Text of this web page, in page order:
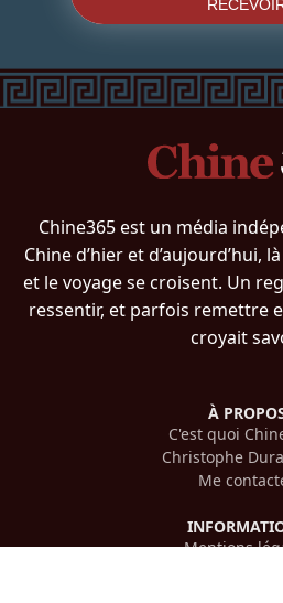
Chine365 est un média
Chine d’hier et d’aujourd’hui,
et le voyage se croisent. Un
ressentir, et parfois remettre
croyait
À
C'est quoi
Christophe
Me
Mentions